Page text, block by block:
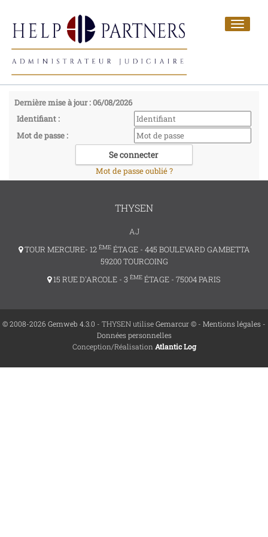
Toggle
Dernière mise à jour : 06/08/2026
Identifiant :
Mot de passe :
Mot de passe oublié ?
THYSEN
AJ
TOUR MERCURE- 12 ÈMEÉTAGE - 445 BOULEVARD GAMBETTA
59200 TOURCOING
15 RUE D'ARCOLE - 3 ÈME ÉTAGE - 75004 PARIS
© 2008-2026 Gemweb 4.3.0 - THYSEN utiliseGemarcur © - Mentions légales -
Données personnelles
Conception/Réalisation Atlantic Log